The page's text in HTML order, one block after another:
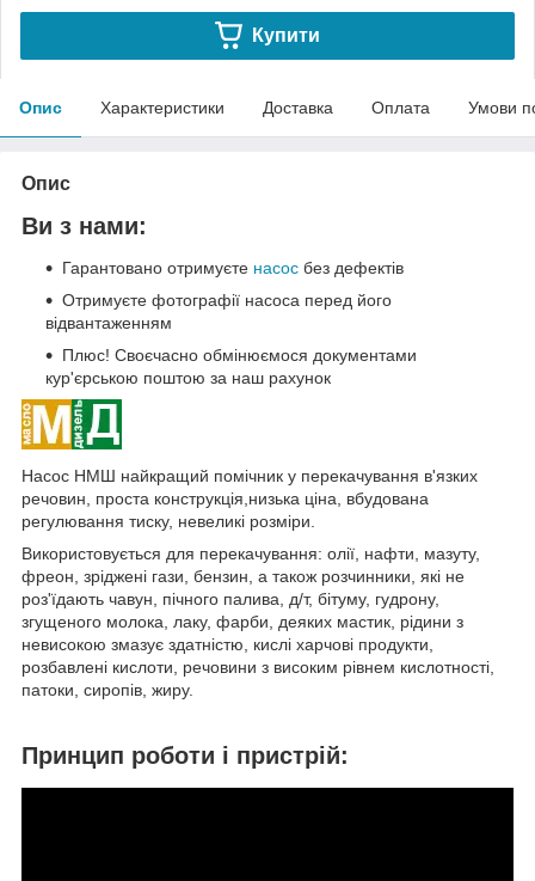
Купити
Опис Характеристики Доставка Оплата Умови
Опис
Ви з нами:
Гарантовано отримуєте насос без дефектів
Отримуєте фотографії насоса перед його
відвантаженням
Плюс! Своєчасно обмінюємося документами
кур'єрською поштою за наш рахунок
Насос НМШ найкращий помічник у перекачування в'язких
речовин, проста конструкція,низька ціна, вбудована
регулювання тиску, невеликі розміри.
Використовується для перекачування: олії, нафти, мазуту,
фреон, зріджені гази, бензин, а також розчинники, які не
роз'їдають чавун, пічного палива, д/т, бітуму, гудрону,
згущеного молока, лаку, фарби, деяких мастик, рідини з
невисокою змазує здатністю, кислі харчові продукти,
розбавлені кислоти, речовини з високим рівнем кислотності,
патоки, сиропів, жиру.
Принцип роботи і пристрій: